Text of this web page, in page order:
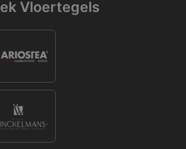
Vloertegels